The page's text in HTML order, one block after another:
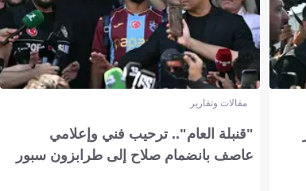
مقالات وتقارير
"قنبلة العام".. ترحيب فني وإعلامي
عاصف بانضمام صلاح إلى طرابزون سبور